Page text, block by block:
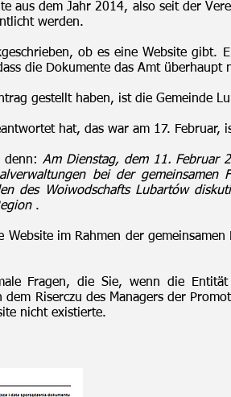
aus dem Jahr 2014, also seit der
werden.
ob es eine Website gibt.
die Dokumente das Amt überhaupt
gestellt haben, ist die Gemeinde
hat, das war am 17.
denn: Am Dienstag, dem 11. Februar
bei der
des Woiwodschafts Lubartów
.
Website im Rahmen der
Fragen, die Sie, wenn die
Riserczu des Managers der
nicht existierte.